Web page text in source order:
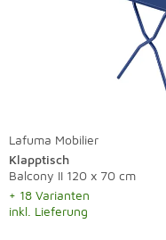
Lafuma Mobilier
Klapptisch
Balcony II 120 x 70 cm
+ 18 Varianten
inkl. Lieferung